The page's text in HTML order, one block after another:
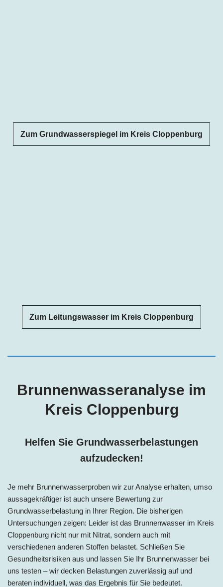
Zum Grundwasserspiegel im Kreis Cloppenburg
Zum Leitungswasser im Kreis Cloppenburg
Brunnenwasseranalyse im
Kreis Cloppenburg
Helfen Sie Grundwasserbelastungen
aufzudecken!
Je mehr Brunnenwasserproben wir zur Analyse erhalten, umso
aussagekräftiger ist auch unsere Bewertung zur
Grundwasserbelastung in Ihrer Region. Die bisherigen
Untersuchungen zeigen: Leider ist das Brunnenwasser im Kreis
Cloppenburg nicht nur mit Nitrat, sondern auch mit
verschiedenen anderen Stoffen belastet. Schließen Sie
Gesundheitsrisiken aus und lassen Sie Ihr Brunnenwasser bei
uns testen – wir decken Belastungen zuverlässig auf und
beraten individuell, was das Ergebnis für Sie bedeutet.